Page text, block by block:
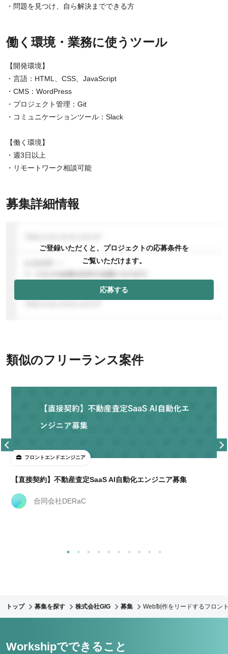
・問題を見つけ、自ら解決までできる方
働く環境・業務に使うツール
【開発環境】
・言語：HTML、CSS、JavaScript
・CMS：WordPress
・プロジェクト管理：Git
・コミュニケーションツール：Slack
【働く環境】
・週3日以上
・リモートワーク相談可能
募集詳細情報
ご登録いただくと、プロジェクトの応募条件を
ご覧いただけます。
応募する
類似のフリーランス案件
フロントエンドエンジニア
【直接契約】不動産査定SaaS AI自動化エンジニア募集
合同会社DERaC
トップ 募集を探す 株式会社GIG 募集 Web制作をリードするフロン
Workshipでできること